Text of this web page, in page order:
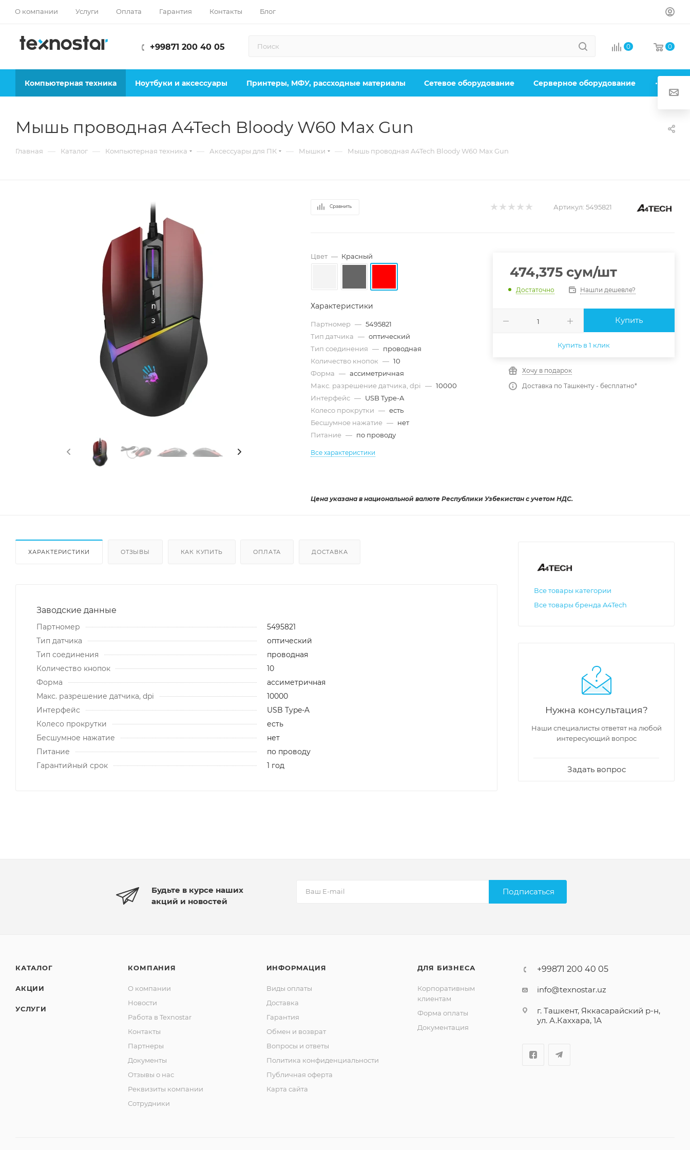
О компании Услуги Оплата Гарантия Контакты Блог
+99871 200 40 05 0 0
Компьютерная техника Ноутбуки и аксессуары Принтеры, МФУ, рассходные материалы Сетевое оборудование Серверное оборудование
Мышь проводная A4Tech Bloody W60 Max Gun
Главная — Каталог — Компьютерная техника — Аксессуары для ПК — Мышки — Мышь проводная A4Tech Bloody W60 Max Gun
Сравнить Артикул: 5495821
Цвет — Красный
Характеристики
Партномер — 5495821
Тип датчика — оптический
Тип соединения — проводная
Количество кнопок — 10
Форма — ассиметричная
Макс. разрешение датчика, dpi
— 10000
Интерфейс — USB Type-A
Колесо прокрутки — есть
Бесшумное нажатие — нет
Питание — по проводу
Все характеристики
474,375сум/шт
Достаточно Нашли дешевле?
Купить
Купить в 1 клик
Хочу в подарок
Доставка по Ташкенту - бесплатно*
Цена указана в национальной валюте Республики Узбекистан с учетом НДС.
ХАРАКТЕРИСТИКИ ОТЗЫВЫ КАК КУПИТЬ ОПЛАТА ДОСТАВКА
Заводские данные
Партномер
5495821
Тип датчика
оптический
Тип соединения
проводная
Количество кнопок
10
Форма
ассиметричная
Макс. разрешение датчика, dpi
10000
Интерфейс
USB Type-A
Колесо прокрутки
есть
Бесшумное нажатие
нет
Питание
по проводу
Гарантийный срок
1 год
Все товары категории
Все товары бренда A4Tech
Нужна консультация?
Наши специалисты ответят на любой
интересующий вопрос
Задать вопрос
Будьте в курсе наших
акций и новостей
Подписаться
КАТАЛОГ
АКЦИИ
УСЛУГИ
КОМПАНИЯ
О компании
Новости
Работа в Texnostar
Контакты
Партнеры
Документы
Отзывы о нас
Реквизиты компании
Сотрудники
ИНФОРМАЦИЯ
Виды оплаты
Доставка
Гарантия
Обмен и возврат
Вопросы и ответы
Политика конфиденциальности
Публичная оферта
Карта сайта
ДЛЯ БИЗНЕСА
Корпоративным
клиентам
Форма оплаты
Документация
+99871 200 40 05
info@texnostar.uz
г. Ташкент, Яккасарайский р-н,
ул. А.Каххара, 1А